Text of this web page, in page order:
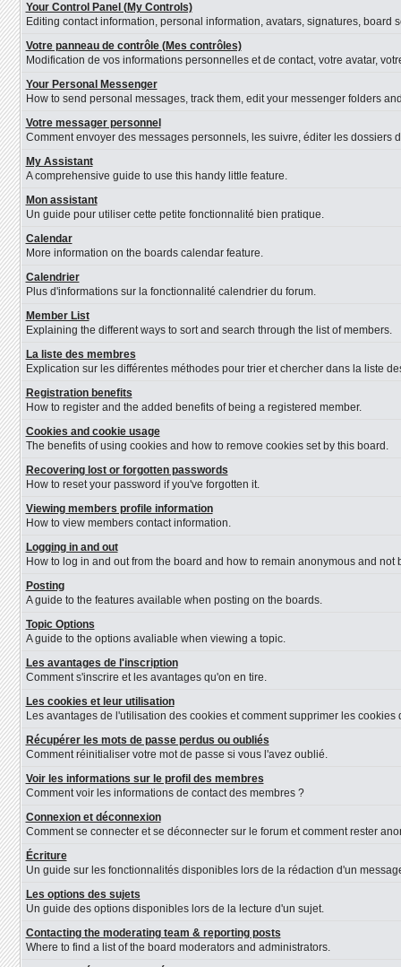
Your Control Panel (My Controls)
Editing contact information, personal information, avatars, signatures, board
Votre panneau de contrôle (Mes contrôles)
Modification de vos informations personnelles et de contact, votre avatar,
Your Personal Messenger
How to send personal messages, track them, edit your messenger folders
Votre messager personnel
Comment envoyer des messages personnels, les suivre, éditer les dossiers
My Assistant
A comprehensive guide to use this handy little feature.
Mon assistant
Un guide pour utiliser cette petite fonctionnalité bien pratique.
Calendar
More information on the boards calendar feature.
Calendrier
Plus d'informations sur la fonctionnalité calendrier du forum.
Member List
Explaining the different ways to sort and search through the list of members.
La liste des membres
Explication sur les différentes méthodes pour trier et chercher dans la liste
Registration benefits
How to register and the added benefits of being a registered member.
Cookies and cookie usage
The benefits of using cookies and how to remove cookies set by this board.
Recovering lost or forgotten passwords
How to reset your password if you've forgotten it.
Viewing members profile information
How to view members contact information.
Logging in and out
How to log in and out from the board and how to remain anonymous and not
Posting
A guide to the features available when posting on the boards.
Topic Options
A guide to the options avaliable when viewing a topic.
Les avantages de l'inscription
Comment s'inscrire et les avantages qu'on en tire.
Les cookies et leur utilisation
Les avantages de l'utilisation des cookies et comment supprimer les cookies
Récupérer les mots de passe perdus ou oubliés
Comment réinitialiser votre mot de passe si vous l'avez oublié.
Voir les informations sur le profil des membres
Comment voir les informations de contact des membres ?
Connexion et déconnexion
Comment se connecter et se déconnecter sur le forum et comment rester
Écriture
Un guide sur les fonctionnalités disponibles lors de la rédaction d'un
Les options des sujets
Un guide des options disponibles lors de la lecture d'un sujet.
Contacting the moderating team & reporting posts
Where to find a list of the board moderators and administrators.